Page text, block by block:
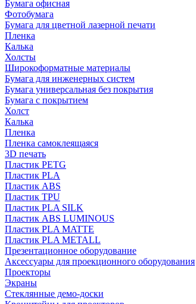
Бумага офисная
Фотобумага
Бумага для цветной лазерной печати
Пленка
Калька
Холсты
Широкоформатные материалы
Бумага для инженерных систем
Бумага универсальная без покрытия
Бумага с покрытием
Холст
Калька
Пленка
Пленка самоклеящаяся
3D печать
Пластик PETG
Пластик PLA
Пластик ABS
Пластик TPU
Пластик PLA SILK
Пластик ABS LUMINOUS
Пластик PLA MATTE
Пластик PLA METALL
Презентационное оборудование
Аксессуары для проекционного оборудования
Проекторы
Экраны
Стеклянные демо-доски